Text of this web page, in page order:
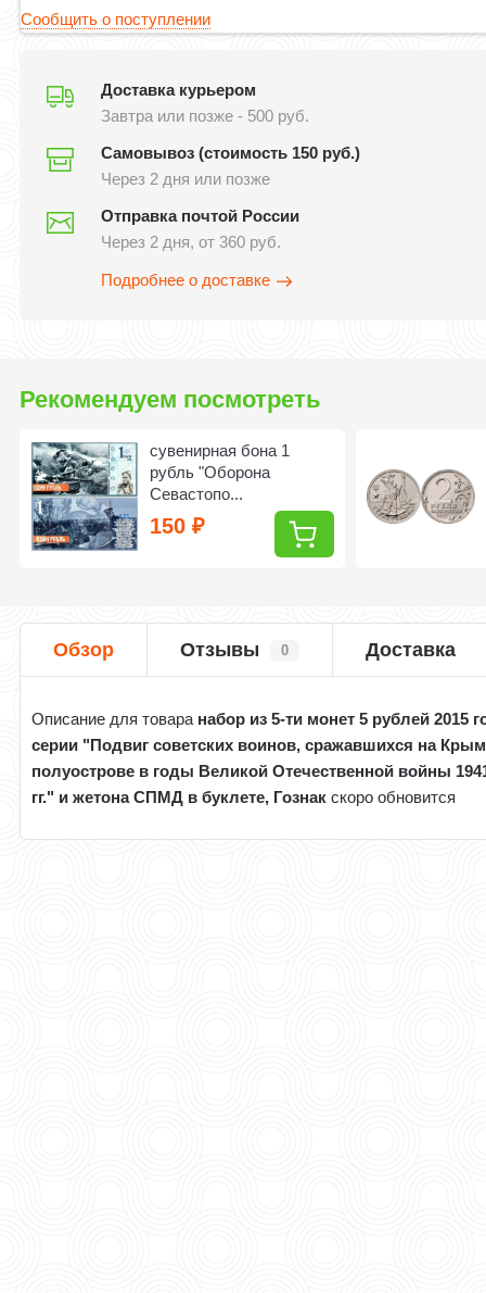
Сообщить о поступлении
Доставка курьером
Завтра или позже - 500 руб.
Самовывоз (стоимость 150 руб.)
Через 2 дня или позже
Отправка почтой России
Через 2 дня, от 360 руб.
Подробнее о доставке
Рекомендуем посмотреть
сувенирная бона 1
рубль "Оборона
Севастопо...
150₽
Обзор Отзывы 0 Доставка
Описание для товара набор из 5-ти монет 5 рублей 2015
серии "Подвиг советских воинов, сражавшихся на
полуострове в годы Великой Отечественной войны
гг." и жетона СПМД в буклете, Гознак скоро обновится